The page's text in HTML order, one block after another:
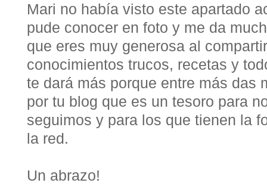
Mari no había visto este apartado
pude conocer en foto y me da
que eres muy generosa al
conocimientos trucos, recetas y
te dará más porque entre más das
por tu blog que es un tesoro para
seguimos y para los que tienen la
la red.
Un abrazo!